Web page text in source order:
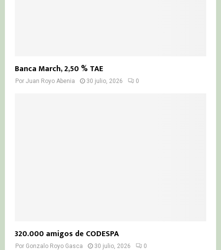
Banca March, 2,50 % TAE
Por Juan Royo Abenia 30 julio, 2026 0
320.000 amigos de CODESPA
Por Gonzalo Royo Gasca 30 julio, 2026 0